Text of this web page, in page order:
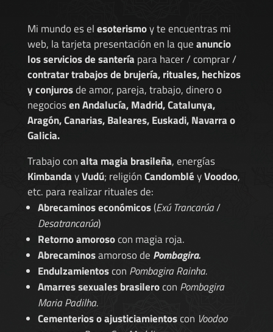
Mi mundo es elesoterismoy te encuentras mi
web, la tarjeta presentación en la queanuncio
los servicios de santería para hacer / comprar /
contratar trabajos de brujería, rituales, hechizos
y conjurosde amor, pareja, trabajo, dinero o
negociosen Andalucía, Madrid, Catalunya,
Aragón, Canarias, Baleares, Euskadi, Navarra o
Galicia.
Trabajo conalta magia brasileña, energías
KimbandayVudú; religiónCandombléyVoodoo,
etc. para realizar rituales de:
Abrecaminos económicos(Exú Trancarúa/
Desatrancarúa)
Retorno amorosocon magia roja.
Abrecaminosamoroso de Pombagira.
Endulzamientoscon Pombagira Rainha.
Amarres sexuales brasilerocon Pombagira
Maria Padilha.
Cementerios o ajusticiamientoscon Voodoo